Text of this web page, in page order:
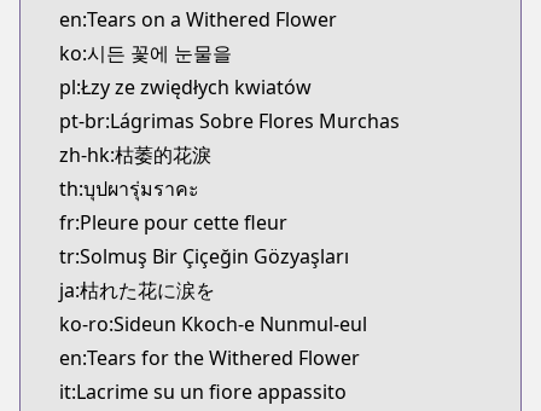
en:Tears on a Withered Flower
ko:시든 꽃에 눈물을
pl:Łzy ze zwiędłych kwiatów
pt-br:Lágrimas Sobre Flores Murchas
zh-hk:枯萎的花淚
th:บุปผารุ่มราคะ
fr:Pleure pour cette fleur
tr:Solmuş Bir Çiçeğin Gözyaşları
ja:枯れた花に涙を
ko-ro:Sideun Kkoch-e Nunmul-eul
en:Tears for the Withered Flower
it:Lacrime su un fiore appassito